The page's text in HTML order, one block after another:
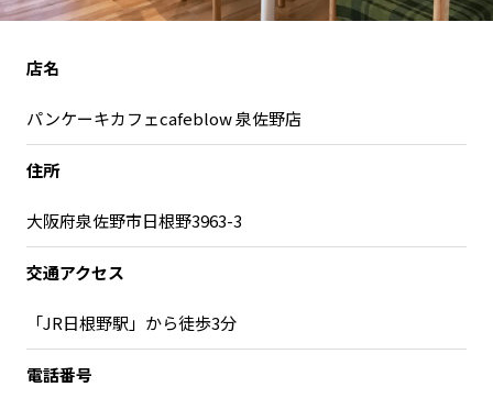
佐賀エリア
長崎エリア
沖縄エリア
カテゴリから探す
MILCプロジェクト
店名
パンケーキカフェcafeblow 泉佐野店
住所
大阪府泉佐野市日根野3963-3
交通アクセス
「JR日根野駅」から徒歩3分
電話番号